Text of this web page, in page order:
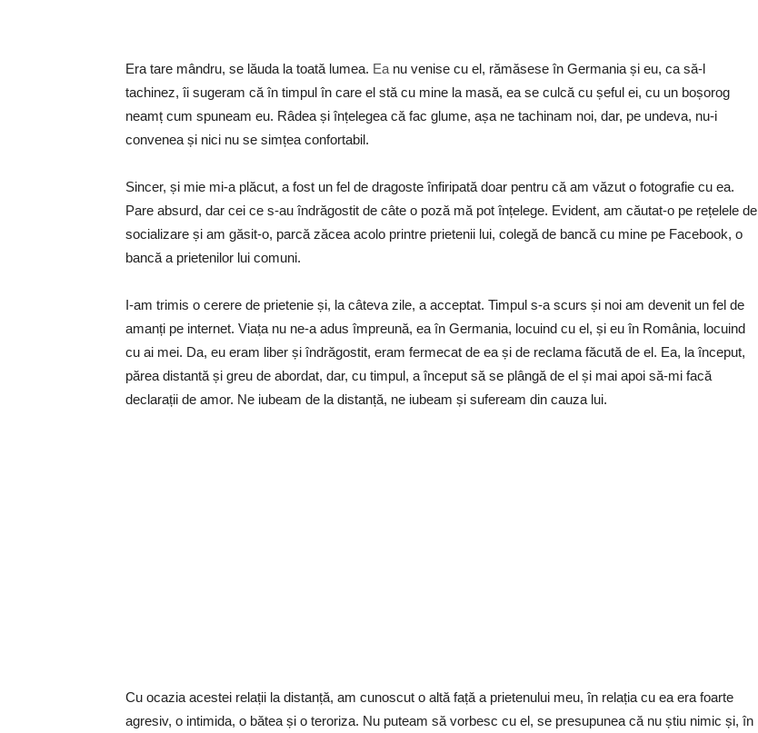
Era tare mândru, se lăuda la toată lumea. Ea nu venise cu el, rămăsese în Germania și eu, ca să-l
tachinez, îi sugeram că în timpul în care el stă cu mine la masă, ea se culcă cu șeful ei, cu un boșorog
neamț cum spuneam eu. Râdea și înțelegea că fac glume, așa ne tachinam noi, dar, pe undeva, nu-i
convenea și nici nu se simțea confortabil.
Sincer, și mie mi-a plăcut, a fost un fel de dragoste înfiripată doar pentru că am văzut o fotografie cu ea.
Pare absurd, dar cei ce s-au îndrăgostit de câte o poză mă pot înțelege. Evident, am căutat-o pe rețelele de
socializare și am găsit-o, parcă zăcea acolo printre prietenii lui, colegă de bancă cu mine pe Facebook, o
bancă a prietenilor lui comuni.
I-am trimis o cerere de prietenie și, la câteva zile, a acceptat. Timpul s-a scurs și noi am devenit un fel de
amanți pe internet. Viața nu ne-a adus împreună, ea în Germania, locuind cu el, și eu în România, locuind
cu ai mei. Da, eu eram liber și îndrăgostit, eram fermecat de ea și de reclama făcută de el. Ea, la început,
părea distantă și greu de abordat, dar, cu timpul, a început să se plângă de el și mai apoi să-mi facă
declarații de amor. Ne iubeam de la distanță, ne iubeam și sufeream din cauza lui.
Cu ocazia acestei relații la distanță, am cunoscut o altă față a prietenului meu, în relația cu ea era foarte
agresiv, o intimida, o bătea și o teroriza. Nu puteam să vorbesc cu el, se presupunea că nu știu nimic și, în